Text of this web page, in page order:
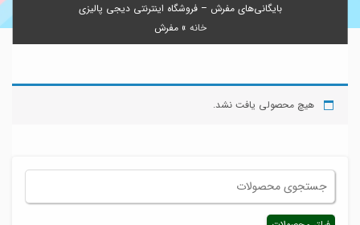
بایگانی‌های مفرش – فروشگاه اینترنتی دیجی پالیزی
خانه »مفرش
هیچ محصولی یافت نشد.